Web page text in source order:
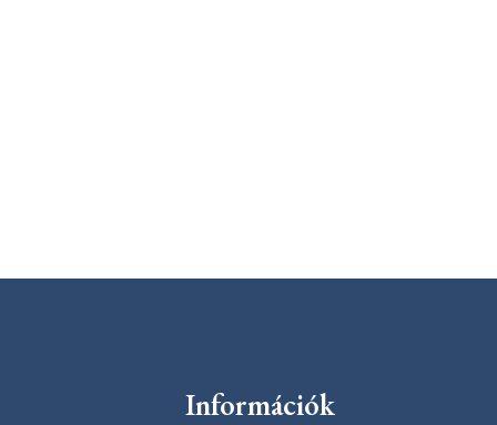
Információk